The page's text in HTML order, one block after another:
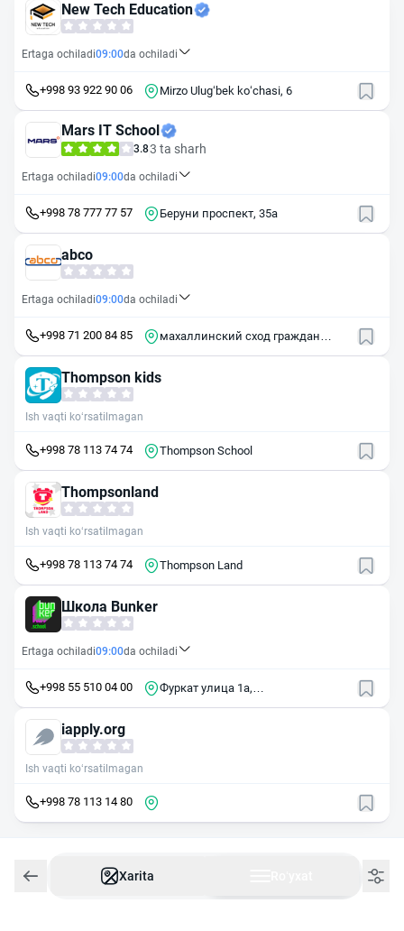
New Tech Education
Ertaga ochiladi09:00da ochiladi
+998 93 922 90 06 Mirzo Ulugʻbek koʻchasi, 6
Mars IT School
3.83 ta sharh
Ertaga ochiladi09:00da ochiladi
+998 78 777 77 57 Беруни проспект, 35a
abco
Ertaga ochiladi09:00da ochiladi
+998 71 200 84 85
махаллинский сход граждан
Thompson kids
Ish vaqti ko‘rsatilmagan
+998 78 113 74 74 Thompson School
Thompsonland
Ish vaqti ko‘rsatilmagan
+998 78 113 74 74 Thompson Land
Школа Bunker
Ertaga ochiladi09:00da ochiladi
+998 55 510 04 00
Фуркат улица 1a,
iapply.org
Ish vaqti ko‘rsatilmagan
+998 78 113 14 80
Xarita